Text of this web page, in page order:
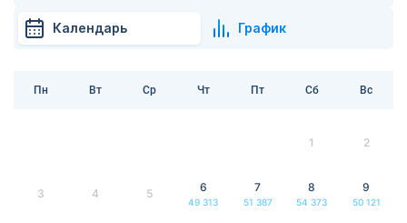
Календарь График
Пн Вт Ср Чт Пт Сб Вс
1 2
3 4 5 6
49 313
7
51 387
8
54 373
9
50 121